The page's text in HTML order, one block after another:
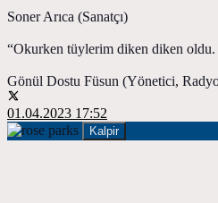
Soner Arıca (Sanatçı)
“Okurken tüylerim diken diken
Gönül Dostu Füsun (Yönetici, Radyo
01.04.2023 17:52
Kalpir